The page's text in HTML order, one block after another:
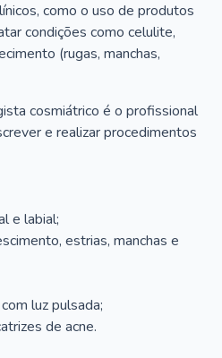
como o uso de produtos
condições como celulite,
(rugas, manchas,
cosmiátrico é o profissional
e realizar procedimentos
e labial;
estrias, manchas e
luz pulsada;
de acne.